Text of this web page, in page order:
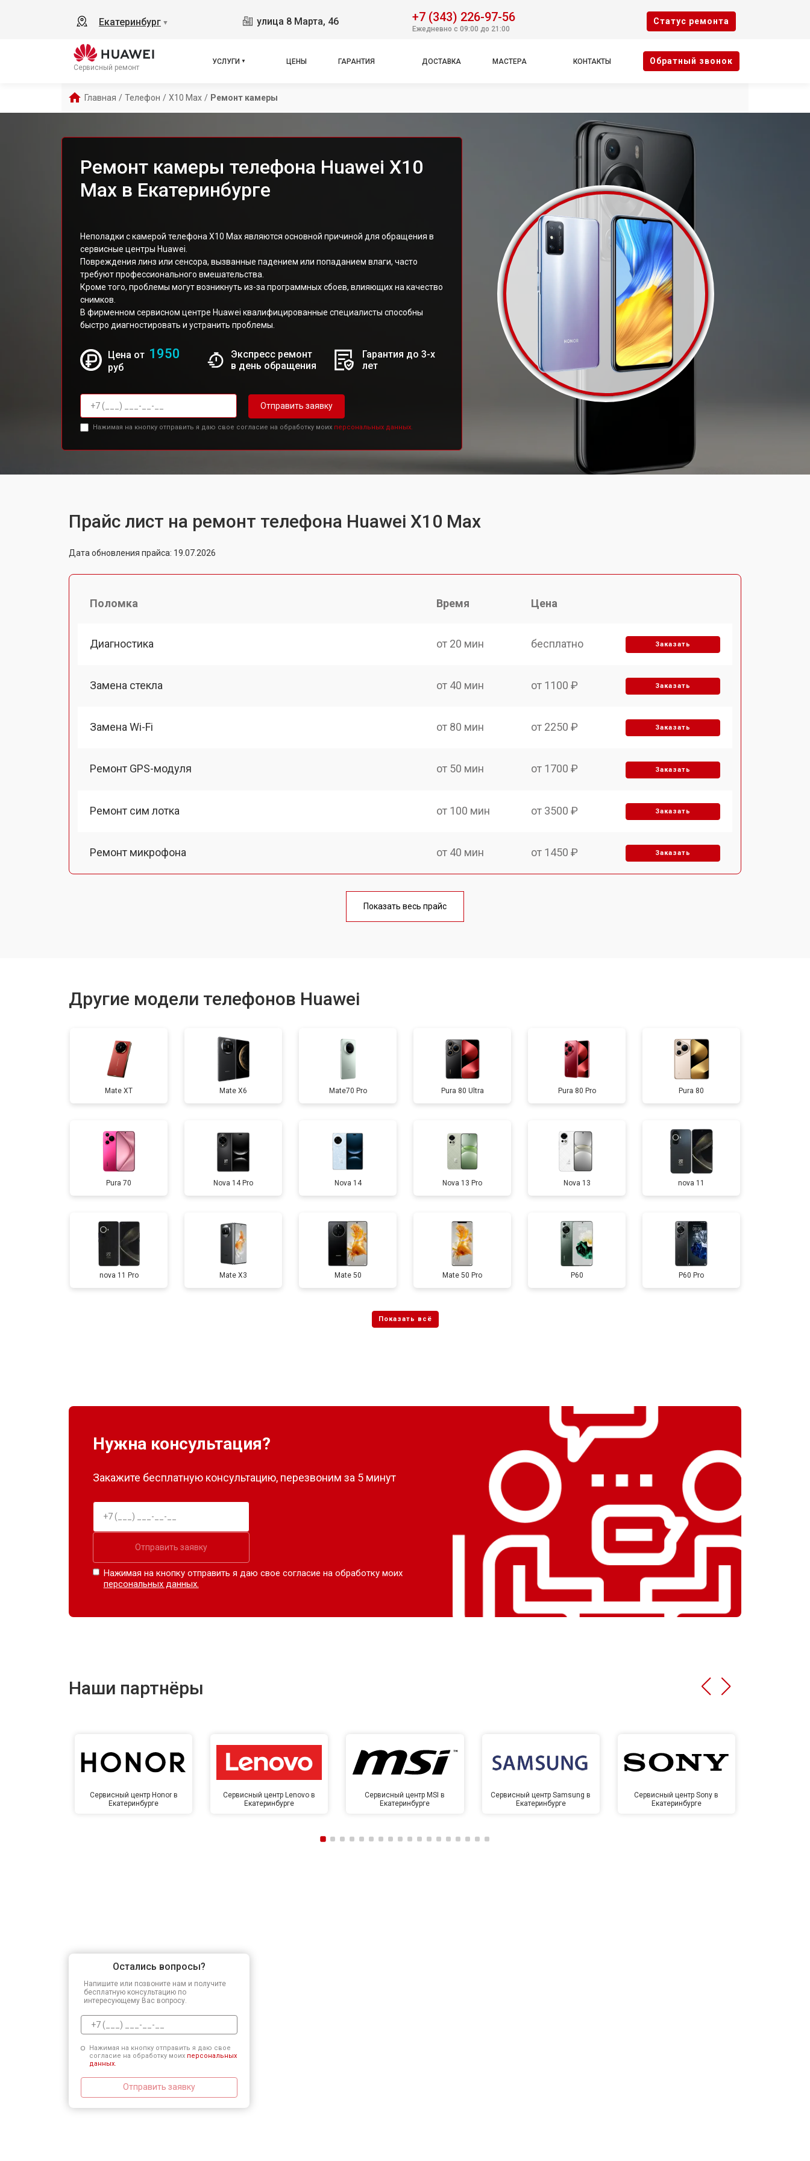
Екатеринбург ▼ улица 8 Марта, 46 +7 (343) 226-97-56
Ежедневно с 09:00 до 21:00
Cтатус ремонта
Сервисный ремонт
УСЛУГИ ЦЕНЫ ГАРАНТИЯ ДОСТАВКА МАСТЕРА КОНТАКТЫ Oбратный звонок
Главная / Телефон / X10 Max / Ремонт камеры
Ремонт камеры телефона Huawei X10
Max в Екатеринбурге
Неполадки с камерой телефона X10 Max являются основной причиной для обращения в
сервисные центры Huawei.
Повреждения линз или сенсора, вызванные падением или попаданием влаги, часто
требуют профессионального вмешательства.
Кроме того, проблемы могут возникнуть из-за программных сбоев, влияющих на качество
снимков.
В фирменном сервисном центре Huawei квалифицированные специалисты способны
быстро диагностировать и устранить проблемы.
Цена от 1950
руб
Экспресс ремонт
в день обращения
Гарантия до 3-х
лет
Отправить заявку
Нажимая на кнопку отправить я даю свое согласие на обработку моих персональных данных.
Прайс лист на ремонт телефона Huawei X10 Max
Дата обновления прайса: 19.07.2026
Поломка Время Цена
Диагностика от 20 мин бесплатно Заказать
Замена стекла от 40 мин от 1100 ₽ Заказать
Замена Wi-Fi от 80 мин от 2250 ₽ Заказать
Ремонт GPS-модуля от 50 мин от 1700 ₽ Заказать
Ремонт сим лотка от 100 мин от 3500 ₽ Заказать
Ремонт микрофона от 40 мин от 1450 ₽ Заказать
от 70 мин
Замена дисплея (экрана) от 60 мин от 2700 ₽
Замена аккумулятора от 60 мин от 950 ₽ Заказать
Замена кнопки включения от 50 мин от 1750 ₽ Заказать
Ремонт цепи питания от 90 мин от 3200 ₽ Заказать
Ремонт динамика от 40 мин от 1400 ₽ Заказать
Показать весь прайс
Другие модели телефонов Huawei
Mate XT Mate X6 Mate70 Pro Pura 80 Ultra Pura 80 Pro Pura 80
Pura 70 Nova 14 Pro Nova 14 Nova 13 Pro Nova 13 nova 11
nova 11 Pro Mate X3 Mate 50 Mate 50 Pro P60 P60 Pro
Нужна консультация?
Закажите бесплатную консультацию, перезвоним за 5 минут
Отправить заявку
Нажимая на кнопку отправить я даю свое согласие на обработку моих
персональных данных.
Наши партнёры
Сервисный центр Honor в
Екатеринбурге
Сервисный центр Lenovo в
Екатеринбурге
Сервисный центр MSI в
Екатеринбурге
Сервисный центр Samsung в
Екатеринбурге
Сервисный центр Sony в
Екатеринбурге
Остались вопросы?
Напишите или позвоните нам и получите
бесплатную консультацию по
интересующему Вас вопросу.
Нажимая на кнопку отправить я даю свое
согласие на обработку моих персональных
данных.
Отправить заявку